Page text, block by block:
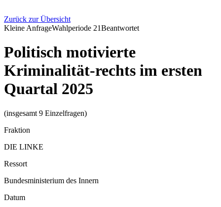
Zurück zur Übersicht
Kleine AnfrageWahlperiode 21Beantwortet
Politisch motivierte
Kriminalität-rechts im ersten
Quartal 2025
(insgesamt 9 Einzelfragen)
Fraktion
DIE LINKE
Ressort
Bundesministerium des Innern
Datum